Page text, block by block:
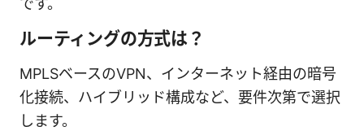
ルーティングの方式は？
MPLSベースのVPN、インターネット経由の暗号
化接続、ハイブリッド構成など、要件次第で選択
します。